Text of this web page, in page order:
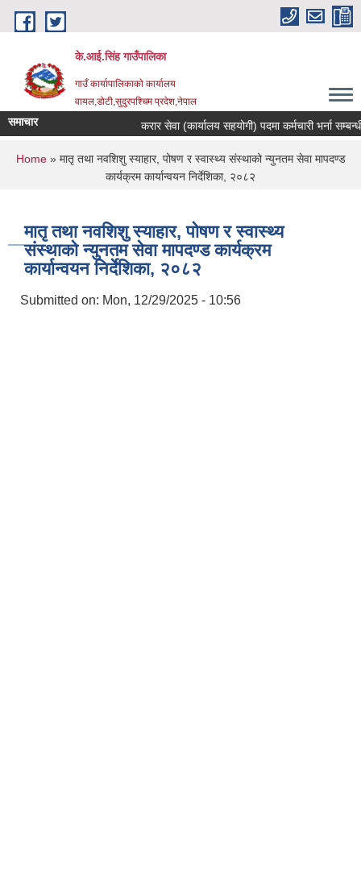
Skip to main content
के.आई.सिंह गाउँपालिका
गाउँ कार्यापालिकाकाे कार्यालय
वायल,डोटी,सुदुरपश्चिम प्रदेश,नेपाल
समाचार करार सेवा (कार्यालय सहयोगी) पदमा कर्मचारी भर्ना सम्बन्धी
You are here
Home» मातृ तथा नवशिशु स्याहार, पोषण र स्वास्थ्य संस्थाको न्युनतम सेवा मापदण्ड
कार्यक्रम कार्यान्वयन निर्देशिका, २०८२
मातृ तथा नवशिशु स्याहार, पोषण र स्वास्थ्य
संस्थाको न्युनतम सेवा मापदण्ड कार्यक्रम
कार्यान्वयन निर्देशिका, २०८२
Submitted on: Mon, 12/29/2025 - 10:56